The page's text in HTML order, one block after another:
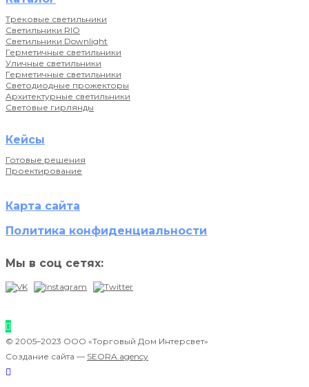
Трековые светильники
Светильники RIO
Светильники Downlight
Герметичные светильники
Уличные светильники
Герметичные светильники
Светодиодные прожекторы
Архитектурные светильники
Световые гирлянды
Кейсы
Готовые решения
Проектирование
Карта сайта
Политика конфиденциальности
Мы в соц сетях:
© 2005–2023 ООО «Торговый Дом Интерсвет»
Создание сайта — SEORA.agency